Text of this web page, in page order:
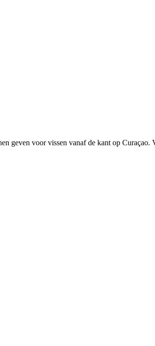
geven voor vissen vanaf de kant op Curaçao.